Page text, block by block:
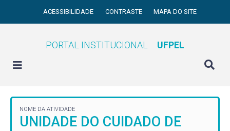
ACESSIBILIDADE CONTRASTE MAPA DO SITE
PORTAL INSTITUCIONAL UFPEL
NOME DA ATIVIDADE
UNIDADE DO CUIDADO DE